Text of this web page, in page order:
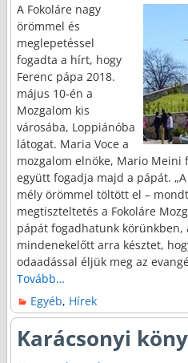
A Fokoláre nagy
örömmel és
meglepetéssel
fogadta a hírt, hogy
Ferenc pápa 2018.
május 10-én a
Mozgalom kis
városába, Loppiánóba
látogat. Maria Voce a
mozgalom elnöke, Mario Meini
együtt fogadja majd a pápát.
mély örömmel töltött el –
megtiszteltetés a Fokoláre
pápát fogadhatunk körünkben,
mindenekelőtt arra késztet,
odaadással éljük meg az
Tovább…
Egyéb, Hírek
Karácsonyi